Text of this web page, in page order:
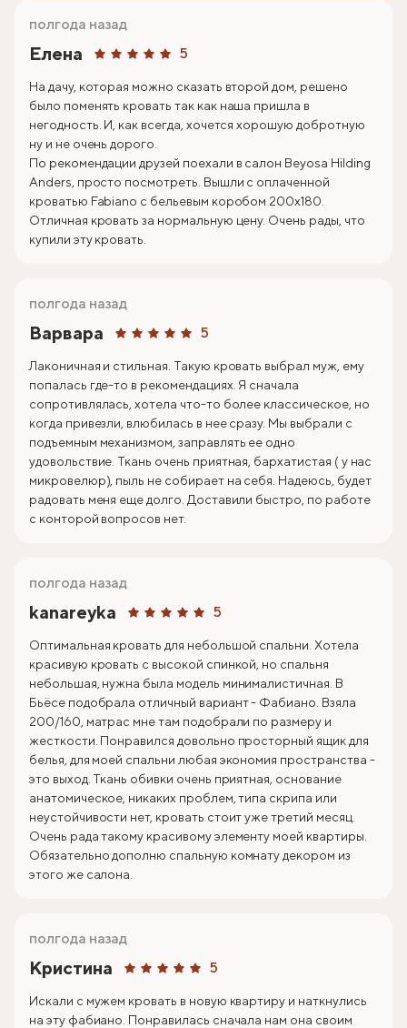
Елена 5
полгода назад
На дачу, которая можно сказать второй дом, решено
было поменять кровать так как наша пришла в
негодность. И, как всегда, хочется хорошую добротную
ну и не очень дорого.
По рекомендации друзей поехали в салон Beyosa Hilding
Anders, просто посмотреть. Вышли с оплаченной
кроватью Fabiano с бельевым коробом 200х180.
Отличная кровать за нормальную цену. Очень рады, что
купили эту кровать.
Варвара 5
полгода назад
Лаконичная и стильная. Такую кровать выбрал муж, ему
попалась где-то в рекомендациях. Я сначала
сопротивлялась, хотела что-то более классическое, но
когда привезли, влюбилась в нее сразу. Мы выбрали с
подъемным механизмом, заправлять ее одно
удовольствие. Ткань очень приятная, бархатистая ( у нас
микровелюр), пыль не собирает на себя. Надеюсь, будет
радовать меня еще долго. Доставили быстро, по работе
с конторой вопросов нет.
kanareyka 5
полгода назад
Оптимальная кровать для небольшой спальни. Хотела
красивую кровать с высокой спинкой, но спальня
небольшая, нужна была модель минималистичная. В
Бьёсе подобрала отличный вариант - Фабиано. Взяла
200/160, матрас мне там подобрали по размеру и
жесткости. Понравился довольно просторный ящик для
белья, для моей спальни любая экономия пространства -
это выход. Ткань обивки очень приятная, основание
анатомическое, никаких проблем, типа скрипа или
неустойчивости нет, кровать стоит уже третий месяц.
Очень рада такому красивому элементу моей квартиры.
Обязательно дополню спальную комнату декором из
этого же салона.
Кристина 5
полгода назад
Искали с мужем кровать в новую квартиру и наткнулись
на эту фабиано. Понравилась сначала нам она своим